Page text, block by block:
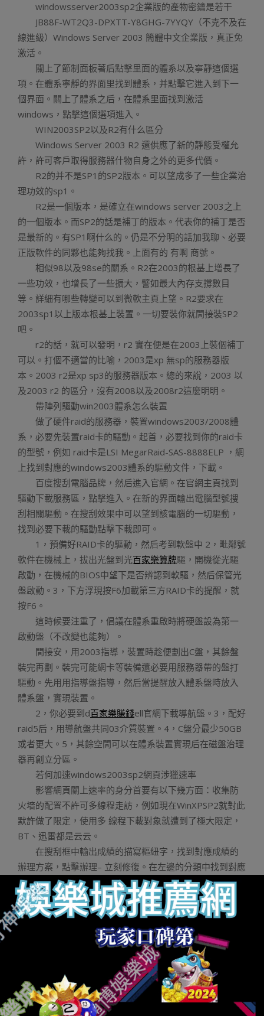
windowsserver2003sp2企業版的產物密鑰是若干
JB88F-WT2Q3-DPXTT-Y8GHG-7YYQY（不克不及在
線進級）Windows Server 2003 簡體中文企業版，真正免
激活。
關上了節制面板著后點擊里面的體系以及寧靜這個選
項。在體系寧靜的界面里找到體系，并點擊它進入到下一
個界面。關上了體系之后，在體系里面找到激活
windows，點擊這個選項進入。
WIN2003SP2以及R2有什么區分
Windows Server 2003 R2 還供應了新的靜態受權允
許，許可客戶取得服務器什物自身之外的更多代價。
R2的并不是SP1的SP2版本。可以望成多了一些企業治
理功效的sp1。
R2是一個版本，是確立在windows server 2003之上
的一個版本。而SP2的話是補丁的版本。代表你的補丁是否
是最新的。有SP1啊什么的。仍是不分明的話加我聊、必要
正版軟件的同夥也能夠找我。上面有的 有啊 商號。
相似98以及98se的關系。R2在2003的根基上增長了
一些功效，也增長了一些擴大，譬如最大內存支撐數目
等。詳細有哪些轉變可以到微軟主頁上望。R2要求在
2003sp1以上版本根基上裝置。一切要裝你就間接裝SP2
吧。
r2的話，就可以發明，r2 實在便是在2003上裝個補丁
可以。打個不適當的比喻，2003是xp 無sp的服務器版
本。2003 r2是xp sp3的服務器版本。總的來說，2003 以
及2003 r2 的區分，沒有2008以及2008r2這麼明明。
帶陣列驅動win2003體系怎么裝置
做了硬件raid的服務器，裝置windows2003/2008體
系，必要先裝置raid卡的驅動。起首，必要找到你的raid卡
的型號，例如 raid卡是LSI MegarRaid-SAS-8888ELP ，網
上找到對應的windows2003體系的驅動文件，下載。
百度搜刮電腦品牌，然后進入官網。在官網主頁找到
驅動下載服務區，點擊進入。在新的界面輸出電腦型號搜
刮相關驅動。在搜刮效果中可以望到該電腦的一切驅動，
找到必要下載的驅動點擊下載即可。
1，預備好RAID卡的驅動，然后考到軟盤中 2，毗鄰號
軟件在機械上，拔出光盤到光百家樂算牌驅，開機從光驅
啟動，在機械的BIOS中望下是否辨認到軟驅，然后保管光
盤啟動。3，下方浮現按F6加載第三方RAID卡的提醒，就
按F6。
這時候要注重了，倡議在體系重啟時將硬盤設為第一
啟動盤（不改變也能夠）。
間接安，用2003指導，裝置時趁便劃出C盤，其餘盤
裝完再劃。裝完可能網卡等裝備還必要用服務器帶的盤打
驅動。先用用指導盤指導，然后當提醒放入體系盤時放入
體系盤，實現裝置。
2，你必要到d百家樂賺錢ell官網下載導航盤。3，配好
raid5后，用導航盤共同03介質裝置。4，C盤分最少50GB
或者更大。5，其餘空間可以在體系裝置實現后在磁盤治理
器再創立分區。
若何加速windows2003sp2網頁涉獵速率
影響網頁關上速率的身分首要有以下幾方面：收集防
火墻的配置不許可多線程走訪，例如現在WinXPSP2就對此
默許做了限定，使用多 線程下載對象就遭到了極大限定，
BT、迅雷都是云云。
在搜刮框中輸出成績的描寫樞紐字，找到對應成績的
辦理方案，點擊辦理– 立刻修復。在左邊的分類中找到對應
成績的辦理方案，點擊辦理– 立刻修復即可。
IE莫名跳窗應當是歹意告白法式作祟，可以按如下要
領修復：從新注冊IE項，修復IE注冊。
下載時涉獵速率慢很正常.可以裝置疾速下載的軟件.在
存儲材料…B起首倡議你不要刪除internet暫且文件，如許
關上曩昔涉獵過的網頁會加倍快一點。
加速網頁涉獵速率的要領 記得幫頁面減肥 咱們涉獵網
頁現實上是將虛構主機中的網頁內容下載到內地硬盤，再
用涉獵器詮釋查望的。